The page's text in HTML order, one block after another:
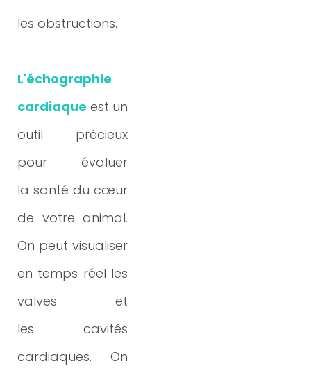
les obstructions.
L'échographie
cardiaque est un
outil précieux
pour évaluer
la santé du cœur
de votre animal.
On peut visualiser
en temps réel les
valves et
les cavités
cardiaques. On